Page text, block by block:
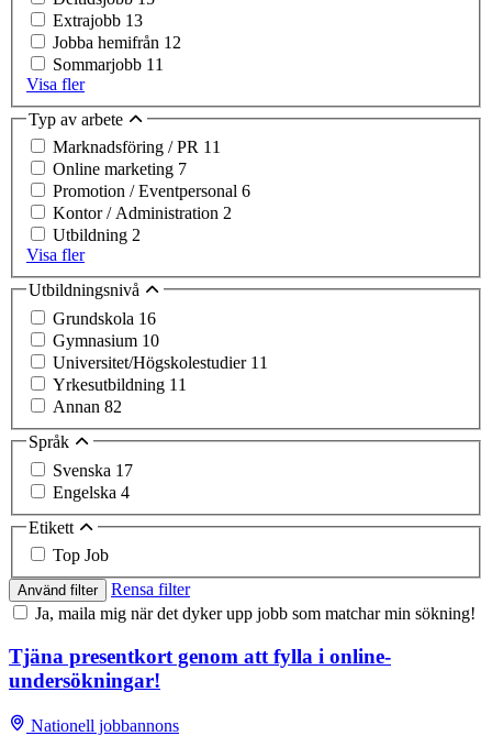
Extrajobb 13
Jobba hemifrån 12
Sommarjobb 11
Visa fler
Typ av arbete
Marknadsföring / PR 11
Online marketing 7
Promotion / Eventpersonal 6
Kontor / Administration 2
Utbildning 2
Visa fler
Utbildningsnivå
Grundskola 16
Gymnasium 10
Universitet/Högskolestudier 11
Yrkesutbildning 11
Annan 82
Språk
Svenska 17
Engelska 4
Etikett
Top Job
Använd filter
Rensa filter
Ja, maila mig när det dyker upp jobb som matchar min sökning!
Tjäna presentkort genom att fylla i online-
undersökningar!
Nationell jobbannons